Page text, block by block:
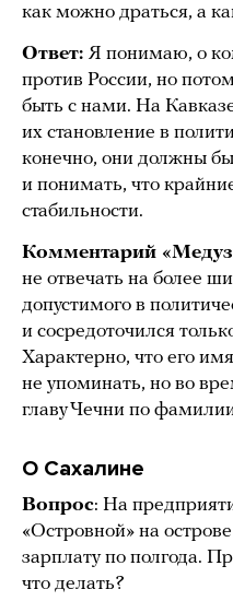
как можно драться, а
Ответ: Я понимаю, о
против России, но
быть с нами. На
их становление в
конечно, они должны
и понимать, что
стабильности.
Комментарий
не отвечать на более
допустимого в
и сосредоточился
Характерно, что его
не упоминать, но во
главу Чечни по
О Сахалине
Вопрос: На
«Островной» на
зарплату по полгода.
что делать?